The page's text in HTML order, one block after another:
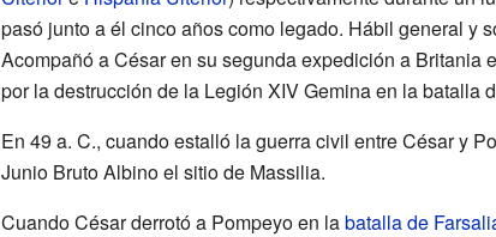
pasó junto a él cinco años como legado. Hábil general y
Acompañó a César en su segunda expedición a Britania
por la destrucción de la Legión XIV Gemina en la batalla
En 49 a. C., cuando estalló la guerra civil entre César y
Junio Bruto Albino el sitio de Massilia.
Cuando César derrotó a Pompeyo en labatalla de